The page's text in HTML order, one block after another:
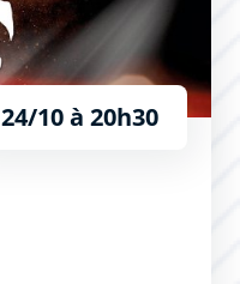
24/10 à 20h30